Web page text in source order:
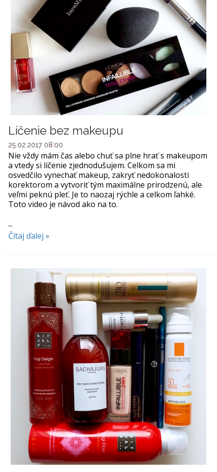
Líčenie bez makeupu
25.02.2017 08:00
Nie vždy mám čas alebo chuť sa plne hrať s makeupom
a vtedy si líčenie zjednodušujem. Celkom sa mi
osvedčilo vynechať makeup, zakryť nedokonalosti
korektorom a vytvoriť tým maximálne prirodzenú, ale
veľmi peknú pleť. Je to naozaj rýchle a celkom ľahké.
Toto video je návod ako na to.
...
Čítaj ďalej »